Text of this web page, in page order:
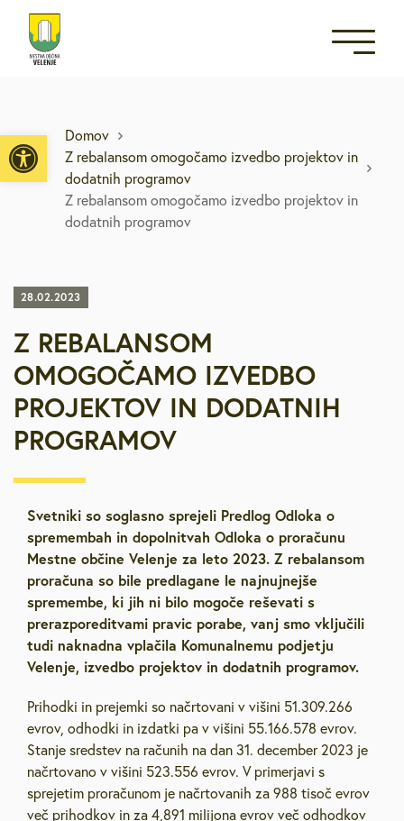
Open toolbar
Domov
Z rebalansom omogočamo izvedbo projektov in
dodatnih programov
Z rebalansom omogočamo izvedbo projektov in
dodatnih programov
28.02.2023
Z REBALANSOM
OMOGOČAMO IZVEDBO
PROJEKTOV IN DODATNIH
PROGRAMOV
Svetniki so soglasno sprejeli Predlog Odloka o
spremembah in dopolnitvah Odloka o proračunu
Mestne občine Velenje za leto 2023. Z rebalansom
proračuna so bile predlagane le najnujnejše
spremembe, ki jih ni bilo mogoče reševati s
prerazporeditvami pravic porabe, vanj smo vključili
tudi naknadna vplačila Komunalnemu podjetju
Velenje, izvedbo projektov in dodatnih programov.
Prihodki in prejemki so načrtovani v višini 51.309.266
evrov, odhodki in izdatki pa v višini 55.166.578 evrov.
Stanje sredstev na računih na dan 31. december 2023 je
načrtovano v višini 523.556 evrov. V primerjavi s
sprejetim proračunom je načrtovanih za 988 tisoč evrov
več prihodkov in za 4,891 milijona evrov več odhodkov